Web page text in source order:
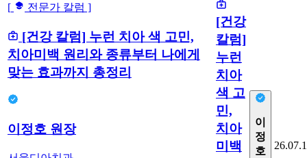
[ 전문가 칼럼 ]
[건강 칼럼] 누런 치아 색 고민,
치아미백 원리와 종류부터 나에게
맞는 효과까지 총정리
이정호 원장
[건강
칼럼]
누런
치아
색 고
민,
치아
미백
이
정
호